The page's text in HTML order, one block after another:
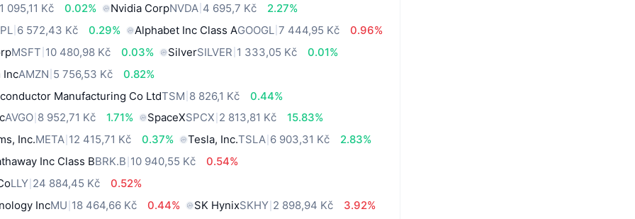
095,11 Kč 0.02% Nvidia CorpNVDA 4 695,7 Kč
2.27%
6 572,43 Kč 0.29% Alphabet Inc Class AGOOGL 7 444,95 Kč
0.96%
MSFT 10 480,98 Kč 0.03% SilverSILVER 1 333,05 Kč
0.01%
IncAMZN 5 756,53 Kč
0.82%
Manufacturing Co LtdTSM 8 826,1 Kč
0.44%
AVGO 8 952,71 Kč 1.71% SpaceXSPCX 2 813,81 Kč
15.83%
Inc.META 12 415,71 Kč 0.37% Tesla, Inc.TSLA 6 903,31 Kč
2.83%
Inc Class BBRK.B 10 940,55 Kč
0.54%
LLY 24 884,45 Kč
0.52%
IncMU 18 464,66 Kč 0.44% SK HynixSKHY 2 898,94 Kč
3.92%